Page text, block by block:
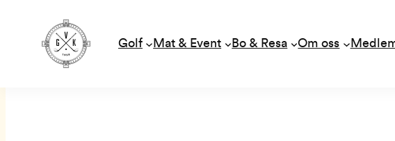
till
Golf Mat & Event Bo & Resa Om oss